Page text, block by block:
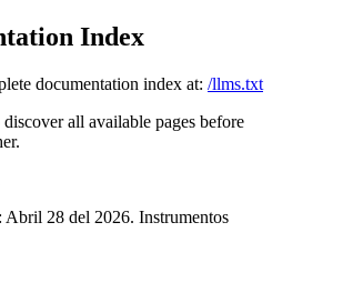
Index
documentation index at: /llms.txt
all available pages before
28 del 2026. Instrumentos